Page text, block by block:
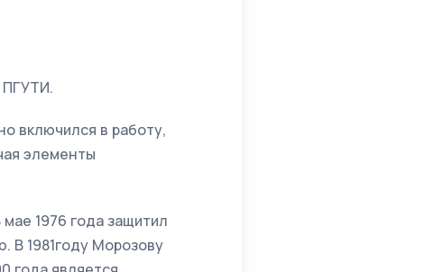
ПГУТИ.
включился в работу,
элементы
1976 года защитил
В 1981году Морозову